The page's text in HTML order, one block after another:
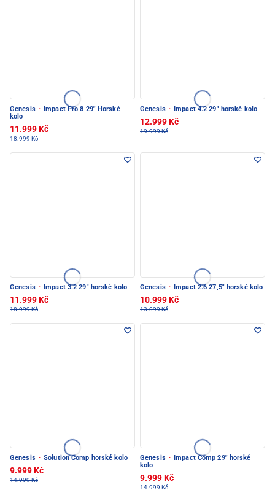
Genesis ·
Impact Pro 8 29" Horské
kolo
11.999 Kč
18.999 Kč
Genesis · Impact 4.2 29" horské kolo
12.999 Kč
19.999 Kč
Genesis · Impact 3.2 29" horské kolo
11.999 Kč
18.999 Kč
Genesis · Impact 2.6 27,5" horské kolo
10.999 Kč
13.099 Kč
Genesis · Solution Comp horské kolo
9.999 Kč
14.999 Kč
Genesis ·
Impact Comp 29" horské
kolo
9.999 Kč
14.999 Kč